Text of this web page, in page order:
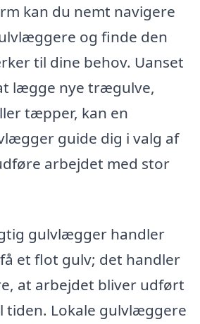
kan du nemt navigere
og finde den
til dine behov. Uanset
lægge nye trægulve,
tæpper, kan en
guide dig i valg af
arbejdet med stor
gulvlægger handler
et flot gulv; det handler
at arbejdet bliver udført
tiden. Lokale gulvlæggere